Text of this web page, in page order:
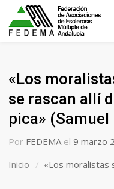
«Los
se rascan allí
pica»
Por FEDEMA el 9 marzo
Inicio
«Los moralistas